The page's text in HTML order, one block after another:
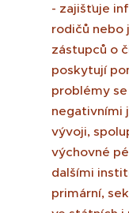
- zajišťuje
rodičů nebo
zástupců o
poskytují
problémy
negativními
vývoji,
výchovné
dalšími
primární,